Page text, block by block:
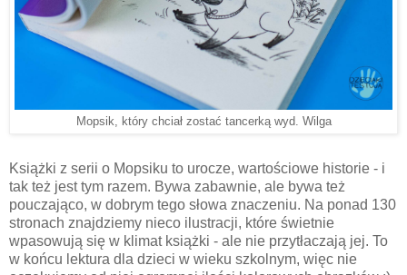
Mopsik, który chciał zostać tancerką wyd. Wilga
Książki z serii o Mopsiku to urocze, wartościowe historie - i
tak też jest tym razem. Bywa zabawnie, ale bywa też
pouczająco, w dobrym tego słowa znaczeniu. Na ponad 130
stronach znajdziemy nieco ilustracji, które świetnie
wpasowują się w klimat książki - ale nie przytłaczają jej. To
w końcu lektura dla dzieci w wieku szkolnym, więc nie